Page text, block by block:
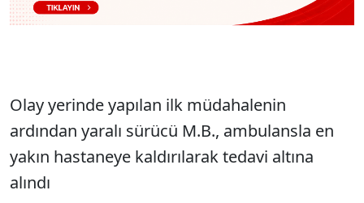
Olay yerinde yapılan ilk müdahalenin
ardından yaralı sürücü M.B., ambulansla en
yakın hastaneye kaldırılarak tedavi altına
alındı